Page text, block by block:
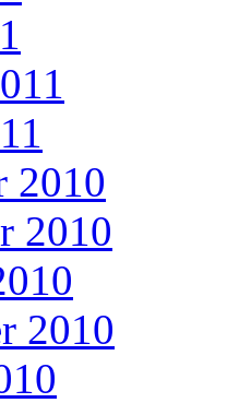
2010
2010
2010